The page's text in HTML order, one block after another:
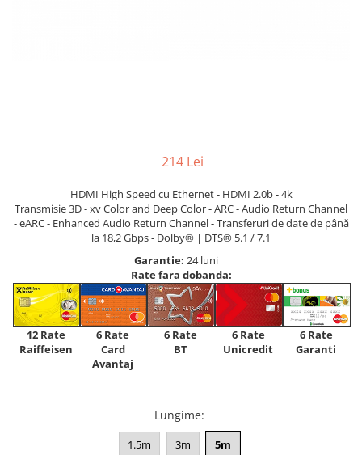
214 Lei
HDMI High Speed ​​cu Ethernet - HDMI 2.0b - 4k
Transmisie 3D - xv Color and Deep Color - ARC - Audio Return Channel
- eARC - Enhanced Audio Return Channel - Transferuri de date de până
la 18,2 Gbps - Dolby® | DTS® 5.1 / 7.1
Garantie: 24 luni
Rate fara dobanda:
12 Rate
Raiffeisen
6 Rate
Card
Avantaj
6 Rate
BT
6 Rate
Unicredit
6 Rate
Garanti
Lungime:
1.5m 3m 5m